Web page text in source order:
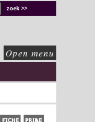
Open menu